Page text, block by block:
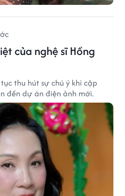
của nghệ sĩ Hồng
thu hút sự chú ý khi cập
đến dự án điện ảnh mới.